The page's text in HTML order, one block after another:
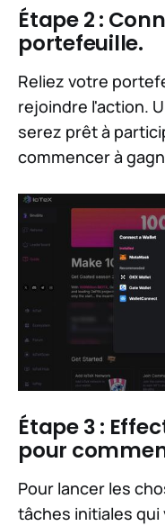
Étape 2 :
portefeuille.
Reliez votre
rejoindre l'action.
serez prêt à
commencer à
Étape 3 :
pour
Pour lancer les
tâches initiales